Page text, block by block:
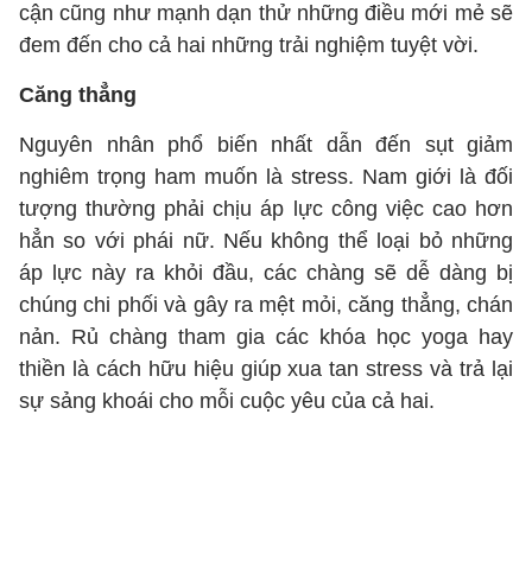
cận cũng như mạnh dạn thử những điều mới mẻ sẽ
đem đến cho cả hai những trải nghiệm tuyệt vời.
Căng thẳng
Nguyên nhân phổ biến nhất dẫn đến sụt giảm
nghiêm trọng ham muốn là stress. Nam giới là đối
tượng thường phải chịu áp lực công việc cao hơn
hẳn so với phái nữ. Nếu không thể loại bỏ những
áp lực này ra khỏi đầu, các chàng sẽ dễ dàng bị
chúng chi phối và gây ra mệt mỏi, căng thẳng, chán
nản. Rủ chàng tham gia các khóa học yoga hay
thiền là cách hữu hiệu giúp xua tan stress và trả lại
sự sảng khoái cho mỗi cuộc yêu của cả hai.